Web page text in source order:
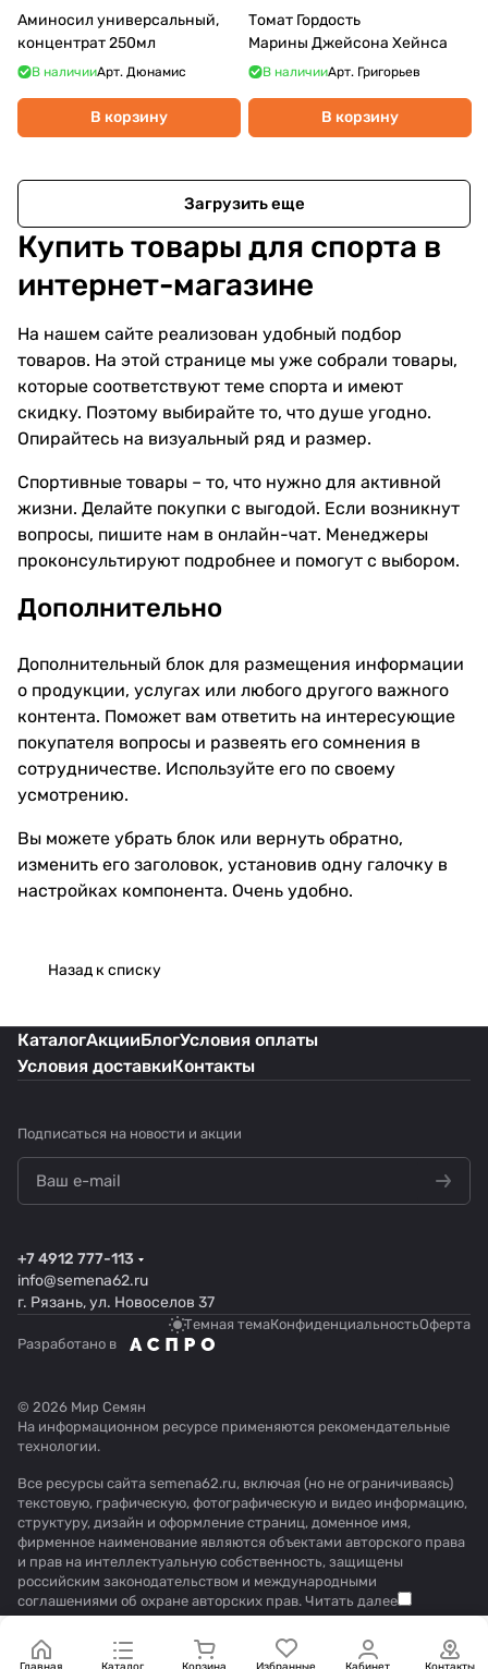
Аминосил универсальный,
концентрат 250мл
В наличииАрт. Дюнамис
В корзину
Томат Гордость
Марины Джейсона Хейнса
В наличииАрт. Григорьев
В корзину
Загрузить еще
Купить товары для спорта в
интернет-магазине
На нашем сайте реализован удобный подбор
товаров. На этой странице мы уже собрали товары,
которые соответствуют теме спорта и имеют
скидку. Поэтому выбирайте то, что душе угодно.
Опирайтесь на визуальный ряд и размер.
Спортивные товары – то, что нужно для активной
жизни. Делайте покупки с выгодой. Если возникнут
вопросы, пишите нам в онлайн-чат. Менеджеры
проконсультируют подробнее и помогут с выбором.
Дополнительно
Дополнительный блок для размещения информации
о продукции, услугах или любого другого важного
контента. Поможет вам ответить на интересующие
покупателя вопросы и развеять его сомнения в
сотрудничестве. Используйте его по своему
усмотрению.
Вы можете убрать блок или вернуть обратно,
изменить его заголовок, установив одну галочку в
настройках компонента. Очень удобно.
Назад к списку
КаталогАкцииБлогУсловия оплаты
Условия доставкиКонтакты
Подписаться на новости и акции
+7 4912 777-113
info@semena62.ru
г. Рязань, ул. Новоселов 37
Темная темаКонфиденциальностьОферта
Разработано в
© 2026 Мир Семян
На информационном ресурсе применяются рекомендательные
технологии.
Все ресурсы сайта semena62.ru, включая (но не ограничиваясь)
текстовую, графическую, фотографическую и видео информацию,
структуру, дизайн и оформление страниц, доменное имя,
фирменное наименование являются объектами авторского права
и прав на интеллектуальную собственность, защищены
российским законодательством и международными
соглашениями об охране авторских прав. Читать далее